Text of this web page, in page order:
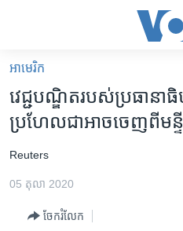
គេហទំព័រ​
ទាក់ទង
និង​
ទំព័រ​
អន្តរជាតិ
ហេឡូវីអូអេ
កម្ពុជាច្នៃប្រតិដ្ឋ
អាមេរិក​
វេជ្ជបណ្ឌិត​របស់​ប្រធាន
ប្រហែល​ជា​អាច​ចេញ​ពី​មន្ទីរ
​Reuters
05 តុលា 2020
ចែករំលែក